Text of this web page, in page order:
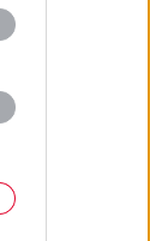
Πώς
στο
Tesla και
19.09.2023